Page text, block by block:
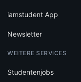
iamstudent App
Newsletter
WEITERE SERVICES
Studentenjobs